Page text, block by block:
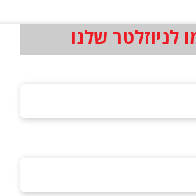
לניוזלטר שלנו